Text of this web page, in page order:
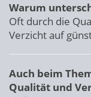
Warum
Oft durch die
Verzicht auf
Auch beim
Qualität und